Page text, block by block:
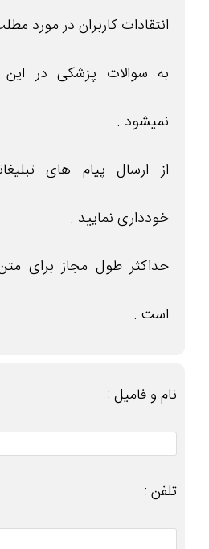
انتقادات کاربران در مورد
به سوالات پزشکی در
نمیشود .
از ارسال پیام های
خودداری نمایید .
است .
نام و فامیل :
تلفن :